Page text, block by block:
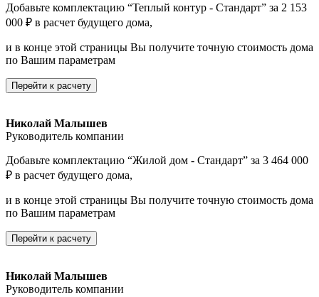
Добавьте комплектацию “Теплый контур - Стандарт” за 2 153
000 ₽ в расчет будущего дома,
и в конце этой страницы Вы получите точную стоимость дома
по Вашим параметрам
Перейти к расчету
Николай Малышев
Руководитель компании
Добавьте комплектацию “Жилой дом - Стандарт” за 3 464 000
₽ в расчет будущего дома,
и в конце этой страницы Вы получите точную стоимость дома
по Вашим параметрам
Перейти к расчету
Николай Малышев
Руководитель компании